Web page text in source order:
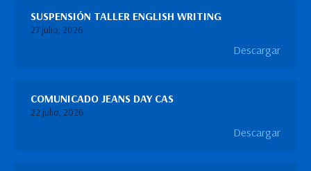
SUSPENSIÓN TALLER ENGLISH WRITING
27 julio, 2026
Descargar
COMUNICADO JEANS DAY CAS
22 julio, 2026
Descargar